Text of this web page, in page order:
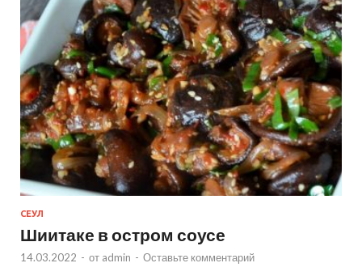
СЕУЛ
Шиитаке в остром соусе
14.03.2022 - от admin - Оставьте комментарий